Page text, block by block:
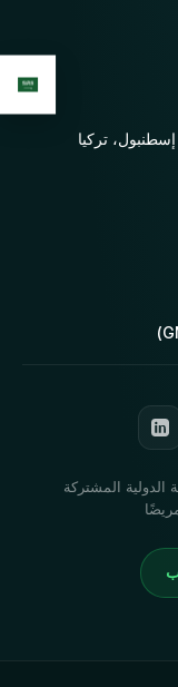
المشتركة